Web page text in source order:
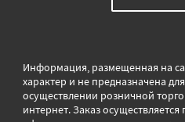
Информация, размещенная на
характер и не предназначена
осуществлении розничной
интернет. Заказ